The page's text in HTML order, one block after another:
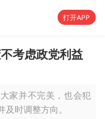
打开APP
考虑政党利益
家并不完美，也会犯
时调整方向。